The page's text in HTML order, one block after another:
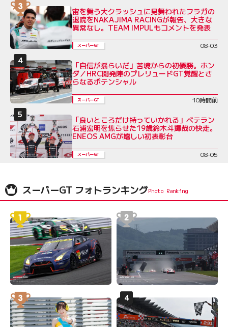
宙を舞う大クラッシュに見舞われたフラガの
退院をNAKAJIMA RACINGが報告、大きな
異常なし。TEAM IMPULもコメントを発表
スーパーGT 08-03
「自信が揺らいだ」苦境からの初優勝。ホン
ダ／HRC開発陣のプレリュードGT覚醒とさ
らなるポテンシャル
スーパーGT 10時間前
「良いところだけ持っていかれる」ベテラン
石浦宏明を焦らせた19歳鈴木斗輝哉の快走。
ENEOS AMGが嬉しい初表彰台
スーパーGT 08-05
スーパーGT フォトランキング